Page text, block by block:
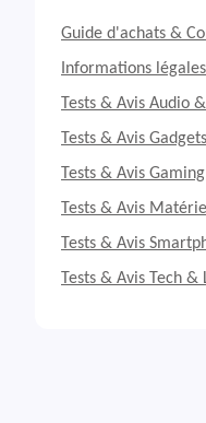
Guide d'achats &
Informations
Tests & Avis Audio
Tests & Avis
Tests & Avis
Tests & Avis
Tests & Avis
Tests & Avis Tech